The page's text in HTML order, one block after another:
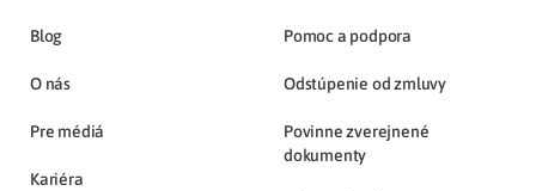
Blog
O nás
Pre médiá
Kariéra
Pomoc a podpora
Odstúpenie od zmluvy
Povinne zverejnené
dokumenty